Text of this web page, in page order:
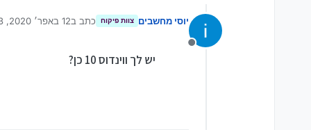
מנותק
יוסי מחשבים צוות פיקוח כתב ב12 באפר׳ 2020, 14:33
נערך לאחרונה על
יש לך ווינדוס 10 כן?